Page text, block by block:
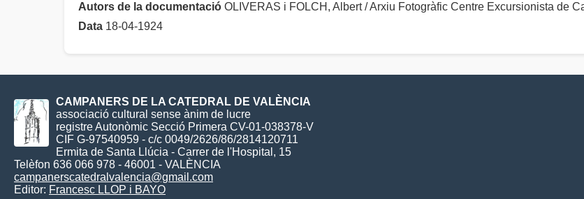
Autors de la documentació OLIVERAS i FOLCH, Albert / Arxiu Fotogràfic Centre Excursionista de
Data 18-04-1924
CAMPANERS DE LA CATEDRAL DE VALÈNCIA
associació cultural sense ànim de lucre
registre Autonòmic Secció Primera CV-01-038378-V
CIF G-97540959 - c/c 0049/2626/86/2814120711
Ermita de Santa Llúcia - Carrer de l'Hospital, 15
Telèfon 636 066 978 - 46001 - VALÈNCIA
campanerscatedralvalencia@gmail.com
Editor: Francesc LLOP i BAYO